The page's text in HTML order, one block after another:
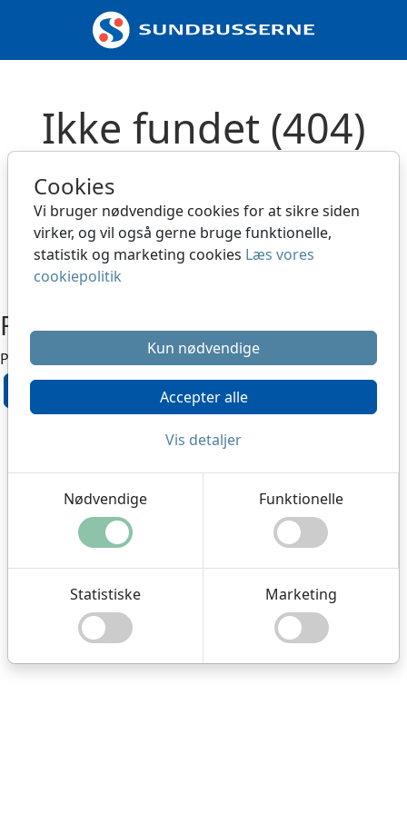
Spring til hovedindhold
Cookies
Vi bruger nødvendige cookies for at sikre siden
virker, og vil også gerne bruge funktionelle,
statistik og marketing cookies Læs vores
cookiepolitik
Kun nødvendige
Accepter alle
Vis detaljer
Nødvendige Funktionelle
Statistiske Marketing
Ikke fundet (404)
Gå tilbage til forside
Hvad er en 404 fejl
Fejl
Produkt er ikke tilgængeligt nu
OK